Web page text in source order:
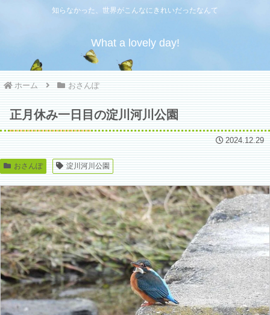
知らなかった、世界がこんなにきれいだったなんて
What a lovely day!
ホーム おさんぽ
正月休み一日目の淀川河川公園
2024.12.29
おさんぽ 淀川河川公園